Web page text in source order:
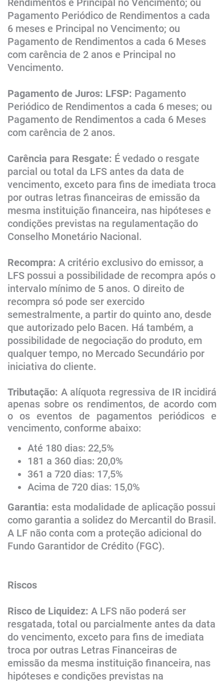
Rendimentos e Principal no Vencimento; ou
Pagamento Periódico de Rendimentos a cada
6 meses e Principal no Vencimento; ou
Pagamento de Rendimentos a cada 6 Meses
com carência de 2 anos e Principal no
Vencimento.
Pagamento de Juros: LFSP: Pagamento
Periódico de Rendimentos a cada 6 meses; ou
Pagamento de Rendimentos a cada 6 Meses
com carência de 2 anos.
Carência para Resgate: É vedado o resgate
parcial ou total da LFS antes da data de
vencimento, exceto para fins de imediata troca
por outras letras financeiras de emissão da
mesma instituição financeira, nas hipóteses e
condições previstas na regulamentação do
Conselho Monetário Nacional.
Recompra: A critério exclusivo do emissor, a
LFS possui a possibilidade de recompra após o
intervalo mínimo de 5 anos. O direito de
recompra só pode ser exercido
semestralmente, a partir do quinto ano, desde
que autorizado pelo Bacen. Há também, a
possibilidade de negociação do produto, em
qualquer tempo, no Mercado Secundário por
iniciativa do cliente.​
Tributação: A alíquota regressiva de IR incidirá
apenas sobre os rendimentos, de acordo com
o os eventos de pagamentos periódicos e
vencimento, conforme abaixo:
Até 180 dias: 22,5%
181 a 360 dias: 20,0%
361 a 720 dias: 17,5%
Acima de 720 dias: 15,0%
Garantia: esta modalidade de aplicação possui
como garantia a solidez do Mercantil do Brasil.
A LF não conta com a proteção adicional do
Fundo Garantidor de Crédito (FGC).
Riscos
Risco de Liquidez: A LFS não poderá ser
resgatada, total ou parcialmente antes da data
do vencimento, exceto para fins de imediata
troca por outras Letras Financeiras de
emissão da mesma instituição financeira, nas
hipóteses e condições previstas na